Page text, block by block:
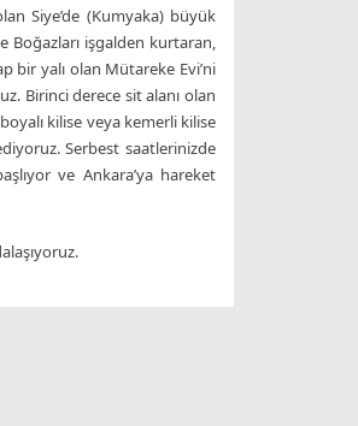
Siye’de (Kumyaka) büyük
Boğazları işgalden kurtaran,
bir yalı olan Mütareke Evi’ni
Birinci derece sit alanı olan
kilise veya kemerli kilise
Serbest saatlerinizde
ve Ankara’ya hareket